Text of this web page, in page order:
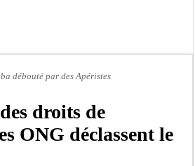
2026 : L’ARCOP confirme le bien fondé de la
des Maristes : comment la gendarmerie a
sèche de Wade à un journaliste
en Saudi Pro League avec Al-Diriyah
débouté par des Apéristes
droits de
ONG déclassent le